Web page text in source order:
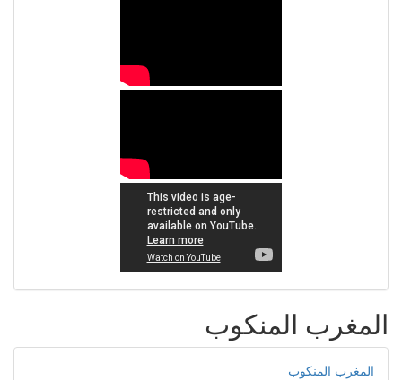
المغرب المنكوب
المغرب المنكوب